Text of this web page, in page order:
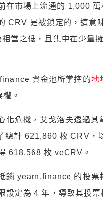
在市場上流通的 1,000
CRV 是被鎖定的，這意
當之低，且集中在少量
資金池所掌控的地
。
化危機，艾戈洛夫透過其
總計 621,860 枚 CRV，
618,568 枚 veCRV。
銷 yearn.finance 的投票
設定為 4 年，導致其投票